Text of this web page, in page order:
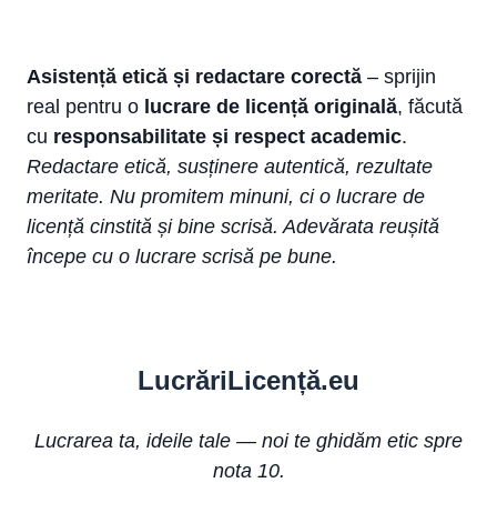
Asistență etică și redactare corectă – sprijin
real pentru o lucrare de licență originală, făcută
cu responsabilitate și respect academic.
Redactare etică, susținere autentică, rezultate
meritate. Nu promitem minuni, ci o lucrare de
licență cinstită și bine scrisă. Adevărata reușită
începe cu o lucrare scrisă pe bune.
LucrăriLicență.eu
Lucrarea ta, ideile tale — noi te ghidăm etic spre
nota 10.